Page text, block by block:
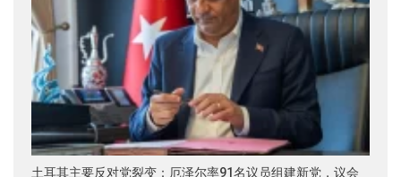
土耳其主要反对党裂变：厄泽尔率91名议员组建新党，议会